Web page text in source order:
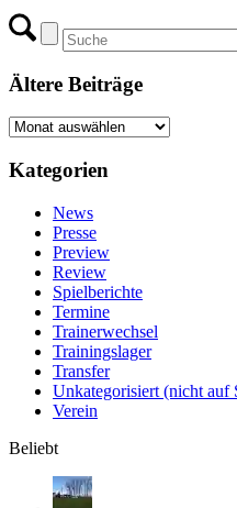
Ältere Beiträge
Ältere
Kategorien
News
Presse
Preview
Review
Spielberichte
Termine
Trainerwechsel
Trainingslager
Transfer
Unkategorisiert (nicht auf
Verein
Beliebt